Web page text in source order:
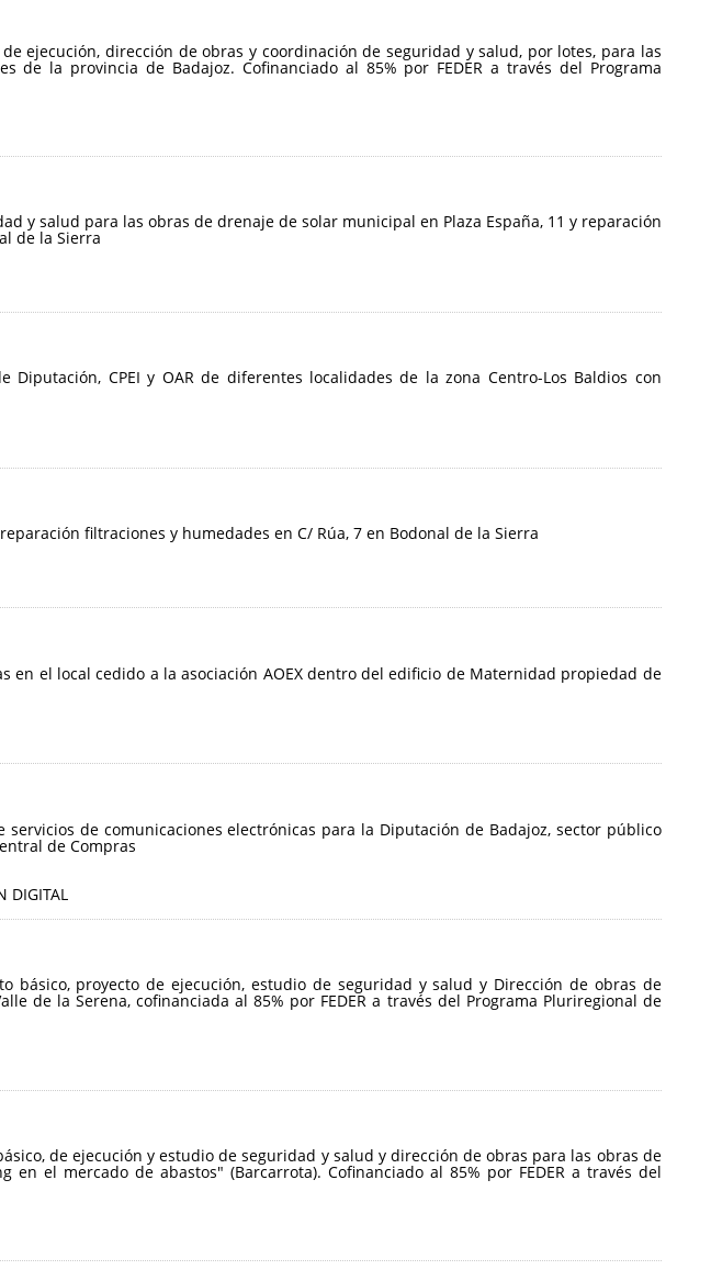
ejecución, dirección de obras y coordinación de seguridad y salud, por lotes, para las
de la provincia de Badajoz. Cofinanciado al 85% por FEDER a través del Programa
y salud para las obras de drenaje de solar municipal en Plaza España, 11 y reparación
de la Sierra
CPEI y OAR de diferentes localidades de la zona Centro-Los Baldios con
filtraciones y humedades en C/ Rúa, 7 en Bodonal de la Sierra
en el local cedido a la asociación AOEX dentro del edificio de Maternidad propiedad de
de comunicaciones electrónicas para la Diputación de Badajoz, sector público
de Compras
DIGITAL
básico, proyecto de ejecución, estudio de seguridad y salud y Dirección de obras de
de la Serena, cofinanciada al 85% por FEDER a través del Programa Pluriregional de
de ejecución y estudio de seguridad y salud y dirección de obras para las obras de
el mercado de abastos" (Barcarrota). Cofinanciado al 85% por FEDER a través del